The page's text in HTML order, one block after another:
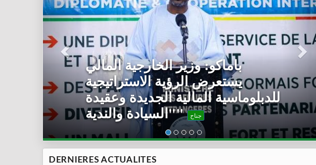
مالي/ رئيس المرحلة الانتقالية
يستقبل رئيس مفوضية الاتحاد
الإفريقي جناح
DERNIERES ACTUALITES